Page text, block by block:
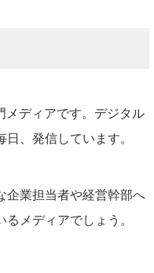
ディアです。デジタル
、発信しています。
企業担当者や経営幹部へ
メディアでしょう。